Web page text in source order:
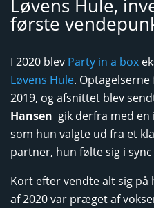
Løvens Hule,
første
I 2020 blev Party in a box
Løvens Hule.
2019, og afsnittet blev
Hansen gik derfra med en
som hun valgte ud fra et
partner, hun følte sig i
Kort efter vendte alt sig
af 2020 var præget af